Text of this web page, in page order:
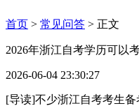
首页 > 常见问答 > 正文
2026年浙江自考学历可以
2026-06-04 23:30:27
[导读]不少浙江自考考生备